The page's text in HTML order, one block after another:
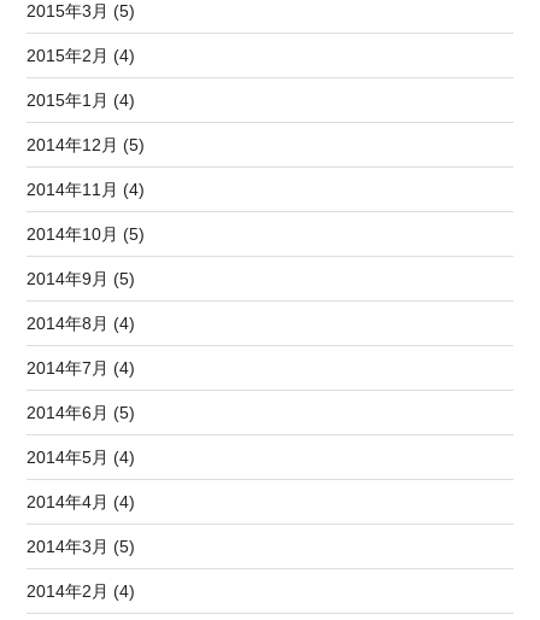
2015年3月 (5)
2015年2月 (4)
2015年1月 (4)
2014年12月 (5)
2014年11月 (4)
2014年10月 (5)
2014年9月 (5)
2014年8月 (4)
2014年7月 (4)
2014年6月 (5)
2014年5月 (4)
2014年4月 (4)
2014年3月 (5)
2014年2月 (4)